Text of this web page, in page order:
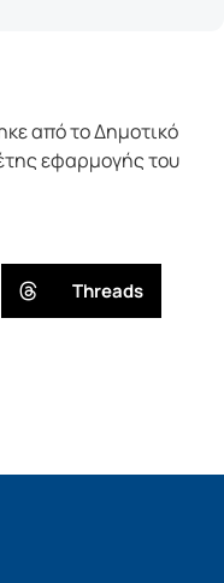
από το Δημοτικό
εφαρμογής του
Threads